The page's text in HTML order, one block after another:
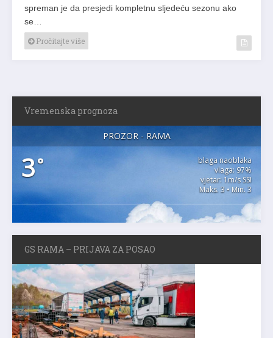
spreman je da presjedi kompletnu sljedeću sezonu ako
se…
Pročitajte više
Vremenska prognoza
PROZOR - RAMA
3°
blaga naoblaka
vlaga: 97%
vjetar: 1m/s SSI
Maks. 3 • Min. 3
GS RAMA – PRIJAVA ZA POSAO